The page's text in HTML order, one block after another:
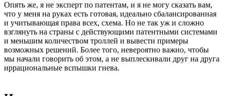
Опять же, я не эксперт по патентам, и я не могу сказать вам,
что у меня на руках есть готовая, идеально сбалансированная
и учитывающая права всех, схема. Но не так уж и сложно
взглянуть на страны с действующими патентными системами
и меньшим количеством троллей и вывести примеры
возможных решений. Более того, невероятно важно, чтобы
мы начали говорить об этом, а не выплескивали друг на друга
иррациональные вспышки гнева.